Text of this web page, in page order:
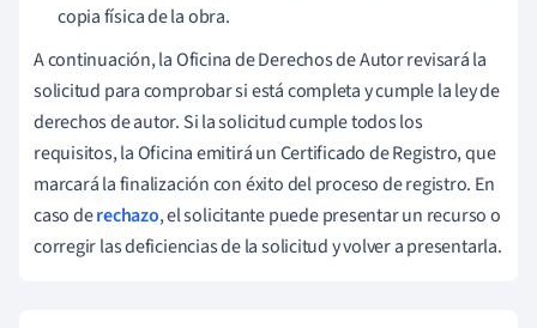
copia física de la obra.
A continuación, la Oficina de Derechos de Autor revisará la
solicitud para comprobar si está completa y cumple la ley de
derechos de autor. Si la solicitud cumple todos los
requisitos, la Oficina emitirá un Certificado de Registro, que
marcará la finalización con éxito del proceso de registro. En
caso derechazo, el solicitante puede presentar un recurso o
corregir las deficiencias de la solicitud y volver a presentarla.